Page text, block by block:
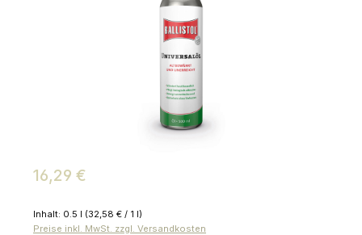
Regulärer Preis:
16,29 €
Inhalt: 0.5 l (32,58 € / 1 l)
Preise inkl. MwSt. zzgl. Versandkosten